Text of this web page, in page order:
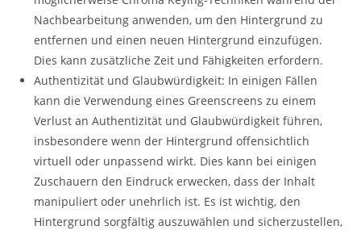
Nachbearbeitung anwenden, um den Hintergrund zu
entfernen und einen neuen Hintergrund einzufügen.
Dies kann zusätzliche Zeit und Fähigkeiten erfordern.
Authentizität und Glaubwürdigkeit: In einigen Fällen
kann die Verwendung eines Greenscreens zu einem
Verlust an Authentizität und Glaubwürdigkeit führen,
insbesondere wenn der Hintergrund offensichtlich
virtuell oder unpassend wirkt. Dies kann bei einigen
Zuschauern den Eindruck erwecken, dass der Inhalt
manipuliert oder unehrlich ist. Es ist wichtig, den
Hintergrund sorgfältig auszuwählen und sicherzustellen,